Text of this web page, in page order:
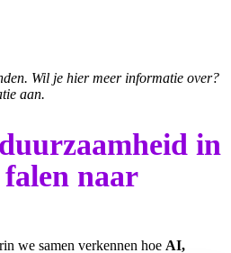
Wil je hier meer informatie over?
aan.
in
naar
we samen verkennen hoe AI,